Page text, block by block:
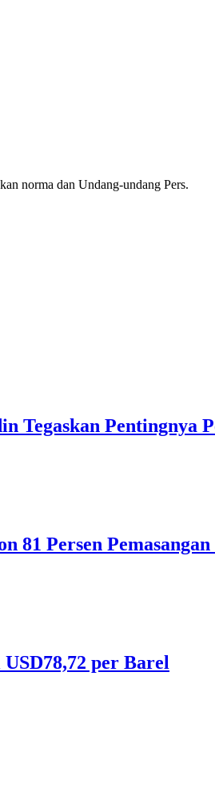
norma dan Undang-undang Pers.
Tegaskan Pentingnya
81 Persen
per Barel